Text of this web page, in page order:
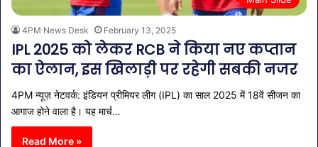
4PM News Desk February 13, 2025
IPL 2025 को लेकर RCB ने किया नए कप्तान
का ऐलान, इस खिलाड़ी पर रहेगी सबकी नजर
4PM न्यूज़ नेटवर्क: इंडियन प्रीमियर लीग (IPL) का साल 2025 में 18वें सीजन का
आगाज होने वाला है। यह मार्च…
Read More »